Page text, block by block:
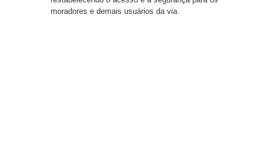
moradores e demais usuários da via.